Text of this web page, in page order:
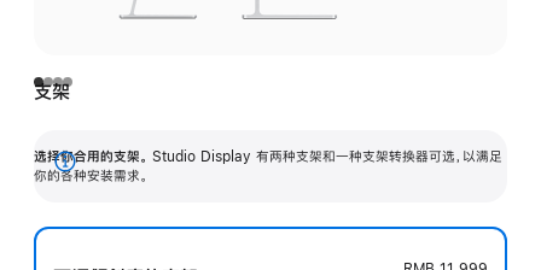
支架
选择你合用的支架。 Studio Display 有两种支架和一种支架转换器可选，以满足
你的各种安装需求。
展